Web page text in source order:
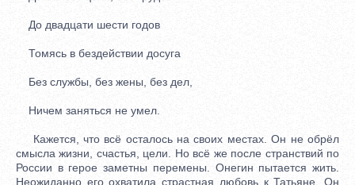
До двадцати шести годов
Томясь в бездействии досуга
Без службы, без жены, без дел,
Ничем заняться не умел.
Кажется, что всё осталось на своих местах. Он не обрёл
смысла жизни, счастья, цели. Но всё же после странствий по
России в герое заметны перемены. Онегин пытается жить.
Неожиданно его охватила страстная любовь к Татьяне. Он